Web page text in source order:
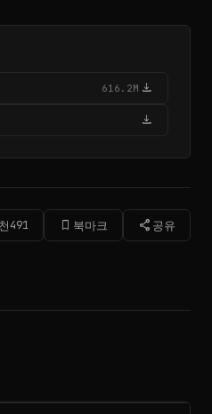
616.2M download
download
491 bookmark_border 북마크 share 공유